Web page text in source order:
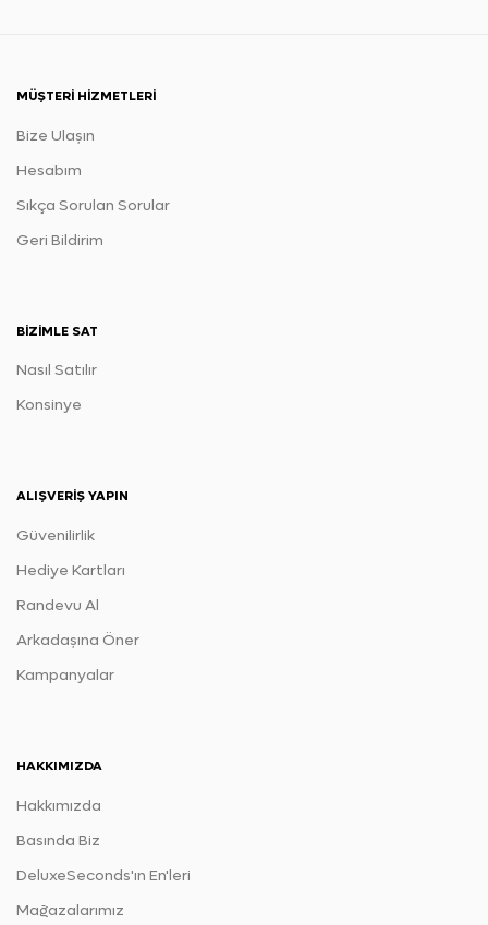
MÜŞTERI HIZMETLERI
Bize Ulaşın
Hesabım
Sıkça Sorulan Sorular
Geri Bildirim
BIZIMLE SAT
Nasıl Satılır
Konsinye
ALIŞVERIŞ YAPIN
Güvenilirlik
Hediye Kartları
Randevu Al
Arkadaşına Öner
Kampanyalar
HAKKIMIZDA
Hakkımızda
Basında Biz
DeluxeSeconds'ın En'leri
Mağazalarımız